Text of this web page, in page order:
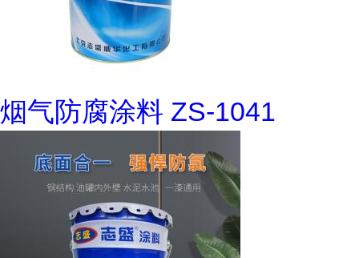
烟气防腐涂料 ZS-1041